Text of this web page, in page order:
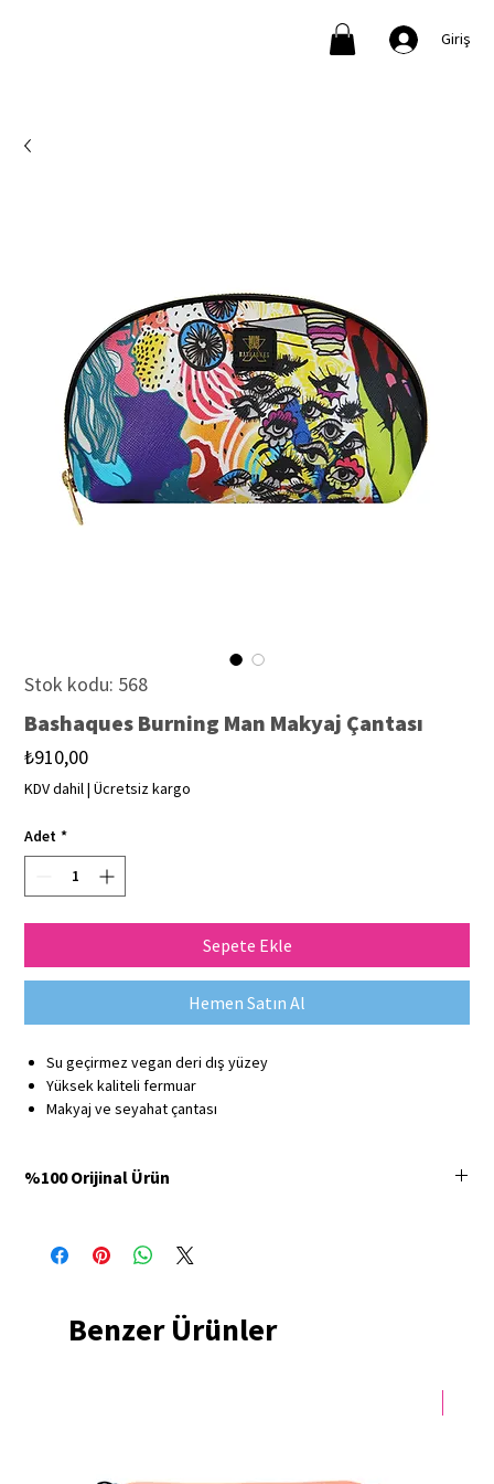
Giriş
Stok kodu: 568
Bashaques Burning Man Makyaj Çantası
₺910,00Fiyat
KDV dahil|Ücretsiz kargo
Adet *
Sepete Ekle
Hemen Satın Al
Su geçirmez vegan deri dış yüzey
Yüksek kaliteli fermuar
Makyaj ve seyahat çantası
%100 Orijinal Ürün
sahiptir.
Benzer Ürünler